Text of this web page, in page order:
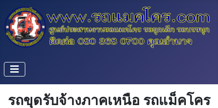
รถขุดรับจ้างภาคเหนือ รถแม็คโคร